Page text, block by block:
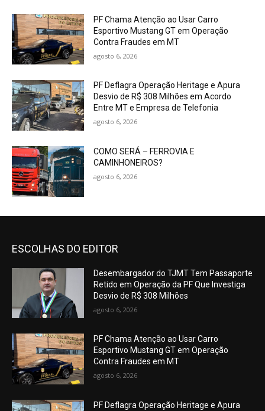
PF Chama Atenção ao Usar Carro
Esportivo Mustang GT em Operação
Contra Fraudes em MT
agosto 6, 2026
PF Deflagra Operação Heritage e Apura
Desvio de R$ 308 Milhões em Acordo
Entre MT e Empresa de Telefonia
agosto 6, 2026
COMO SERÁ – FERROVIA E
CAMINHONEIROS?
agosto 6, 2026
ESCOLHAS DO EDITOR
Desembargador do TJMT Tem Passaporte
Retido em Operação da PF Que Investiga
Desvio de R$ 308 Milhões
agosto 6, 2026
PF Chama Atenção ao Usar Carro
Esportivo Mustang GT em Operação
Contra Fraudes em MT
agosto 6, 2026
PF Deflagra Operação Heritage e Apura